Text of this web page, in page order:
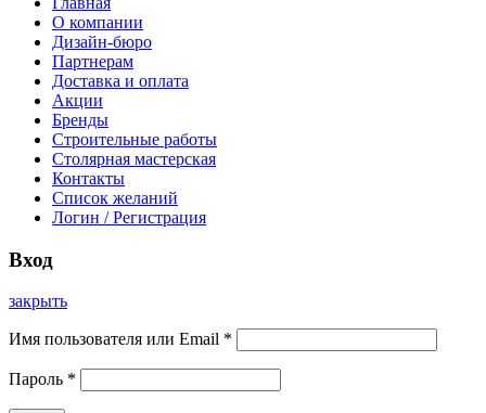
О компании
Дизайн-бюро
Партнерам
Доставка и оплата
Акции
Бренды
Строительные работы
Столярная мастерская
Контакты
Список желаний
Логин / Регистрация
Вход
закрыть
Имя пользователя или Email *
Пароль *